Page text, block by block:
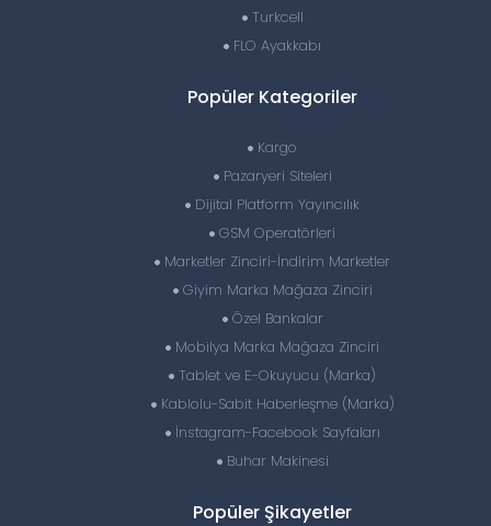
Turkcell
FLO Ayakkabı
Popüler Kategoriler
Kargo
Pazaryeri Siteleri
Dijital Platform Yayıncılık
GSM Operatörleri
Marketler Zinciri-İndirim Marketler
Giyim Marka Mağaza Zinciri
Özel Bankalar
Mobilya Marka Mağaza Zinciri
Tablet ve E-Okuyucu (Marka)
Kablolu-Sabit Haberleşme (Marka)
İnstagram-Facebook Sayfaları
Buhar Makinesi
Popüler Şikayetler